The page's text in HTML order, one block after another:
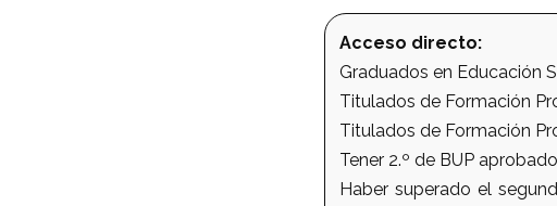
Acceso directo:
Graduados en Educación
Titulados de Formación
Titulados de Formación
Tener 2.º de BUP
Haber superado el